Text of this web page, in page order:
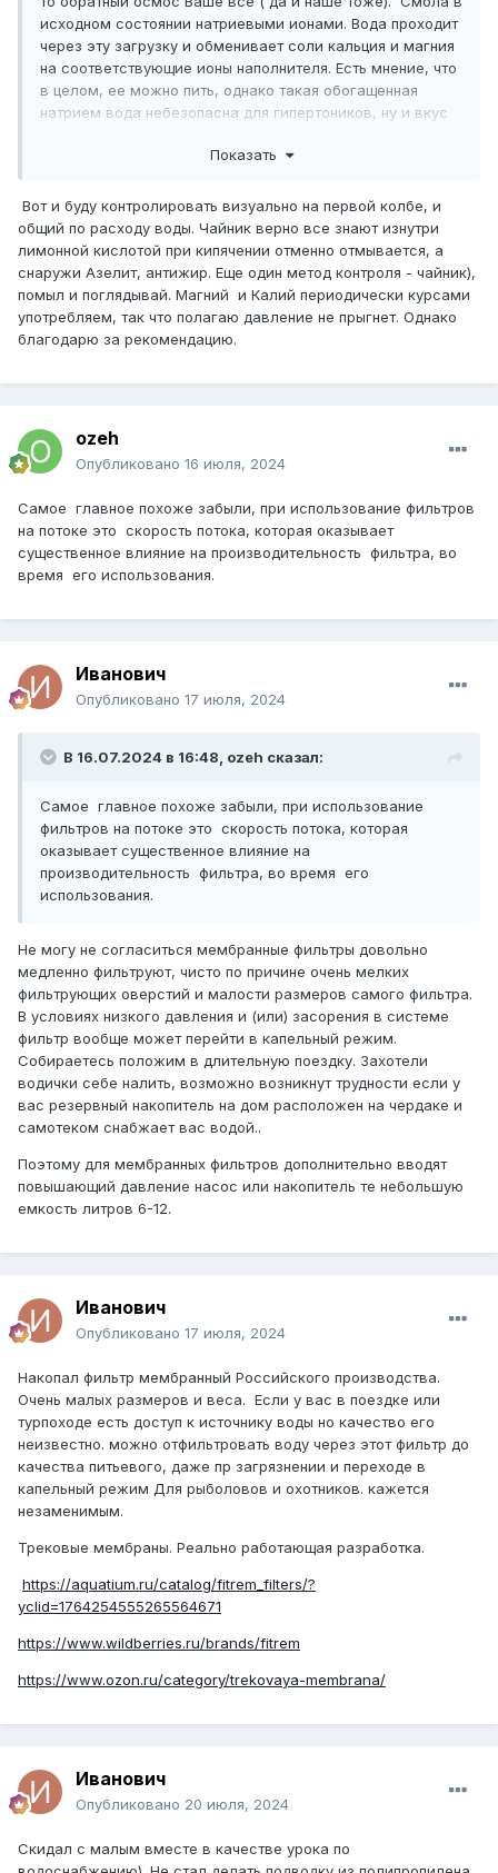
исходном состоянии натриевыми ионами. Вода проходит
через эту загрузку и обменивает соли кальция и магния
на соответствующие ионы наполнителя. Есть мнение, что
в целом, ее можно пить, однако такая обогащенная
натрием вода небезопасна для гипертоников, ну и вкус
Показать
Вот и буду контролировать визуально на первой колбе, и
общий по расходу воды. Чайник верно все знают изнутри
лимонной кислотой при кипячении отменно отмывается, а
снаружи Азелит, антижир. Еще один метод контроля - чайник),
помыл и поглядывай. Магний и Калий периодически курсами
употребляем, так что полагаю давление не прыгнет. Однако
благодарю за рекомендацию.
ozeh
Опубликовано 16 июля, 2024
Самое главное похоже забыли, при использование фильтров
на потоке это скорость потока, которая оказывает
существенное влияние на производительность фильтра, во
время его использования.
Иванович
Опубликовано 17 июля, 2024
В 16.07.2024 в 16:48, ozeh сказал:
Самое главное похоже забыли, при использование
фильтров на потоке это скорость потока, которая
оказывает существенное влияние на
производительность фильтра, во время его
использования.
Не могу не согласиться мембранные фильтры довольно
медленно фильтруют, чисто по причине очень мелких
фильтрующих оверстий и малости размеров самого фильтра.
В условиях низкого давления и (или) засорения в системе
фильтр вообще может перейти в капельный режим.
Собираетесь положим в длительную поездку. Захотели
водички себе налить, возможно возникнут трудности если у
вас резервный накопитель на дом расположен на чердаке и
самотеком снабжает вас водой..
Поэтому для мембранных фильтров дополнительно вводят
повышающий давление насос или накопитель те небольшую
емкость литров 6-12.
Иванович
Опубликовано 17 июля, 2024
Накопал фильтр мембранный Российского производства.
Очень малых размеров и веса. Если у вас в поездке или
турпоходе есть доступ к источнику воды но качество его
неизвестно. можно отфильтровать воду через этот фильтр до
качества питьевого, даже пр загрязнении и переходе в
капельный режим Для рыболовов и охотников. кажется
незаменимым.
Трековые мембраны. Реально работающая разработка.
https://aquatium.ru/catalog/fitrem_filters/?
yclid=1764254555265564671
https://www.wildberries.ru/brands/fitrem
https://www.ozon.ru/category/trekovaya-membrana/
Иванович
Опубликовано 20 июля, 2024
Скидал с малым вместе в качестве урока по